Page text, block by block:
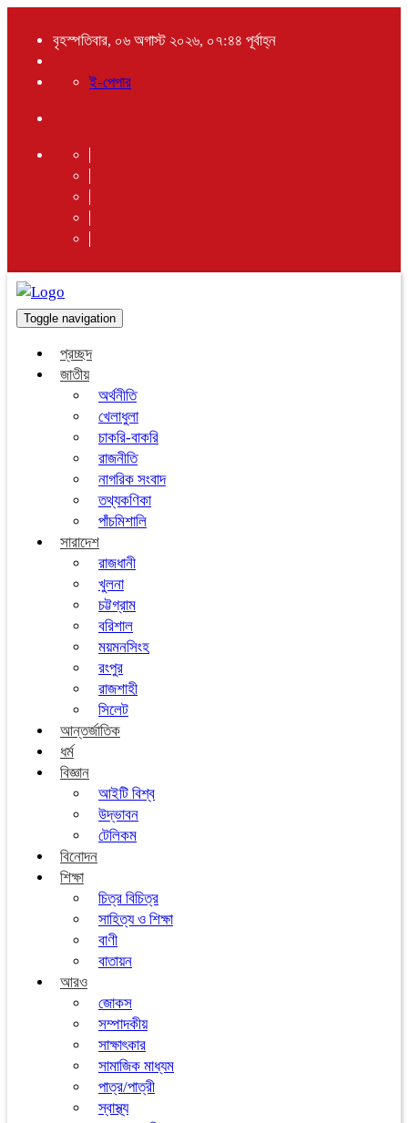
বৃহস্পতিবার, ০৬ অগাস্ট ২০২৬, ০৭:৪৪ পূর্বাহ্ন
ই-পেপার
Toggle navigation
প্রচ্ছদ
জাতীয়
অর্থনীতি
খেলাধুলা
চাকরি-বাকরি
রাজনীতি
নাগরিক সংবাদ
তথ্যকণিকা
পাঁচমিশালি
সারাদেশ
রাজধানী
খুলনা
চট্টগ্রাম
বরিশাল
ময়মনসিংহ
রংপুর
রাজশাহী
সিলেট
আন্তর্জাতিক
ধর্ম
বিজ্ঞান
আইটি বিশ্ব
উদ্ভাবন
টেলিকম
বিনোদন
শিক্ষা
চিত্র বিচিত্র
সাহিত্য ও শিক্ষা
বাণী
বাতায়ন
আরও
জোকস
সম্পাদকীয়
সাক্ষাৎকার
সামাজিক মাধ্যম
পাত্র/পাত্রী
স্বাস্থ্য